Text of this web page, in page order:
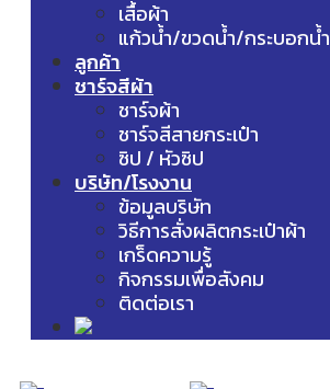
เสื้อผ้า
แก้วน้ำ/ขวดน้ำ/กระบอกน้ำ
ลูกค้า
ชาร์จสีผ้า
ชาร์จผ้า
ชาร์จสีสายกระเป๋า
ซิป / หัวซิป
บริษัท/โรงงาน
ข้อมูลบริษัท
วิธีการสั่งผลิตกระเป๋าผ้า
เกร็ดความรู้
กิจกรรมเพื่อสังคม
ติดต่อเรา